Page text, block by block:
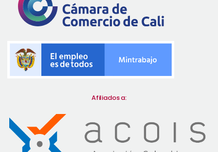
Afiliados a: